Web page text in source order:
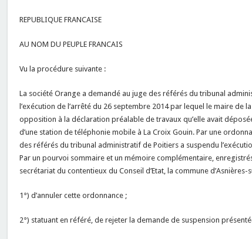
REPUBLIQUE FRANCAISE
AU NOM DU PEUPLE FRANCAIS
Vu la procédure suivante :
La société Orange a demandé au juge des référés du tribunal
l’exécution de l’arrêté du 26 septembre 2014 par lequel le maire de
opposition à la déclaration préalable de travaux qu’elle avait
d’une station de téléphonie mobile à La Croix Gouin. Par une
des référés du tribunal administratif de Poitiers a suspendu
Par un pourvoi sommaire et un mémoire complémentaire,
secrétariat du contentieux du Conseil d’Etat, la commune
1°) d’annuler cette ordonnance ;
2°) statuant en référé, de rejeter la demande de suspension